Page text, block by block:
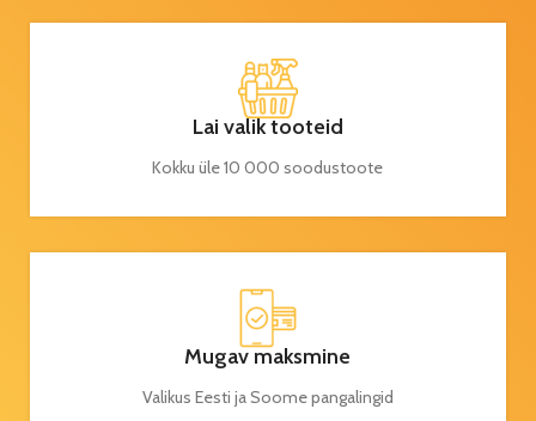
Lai valik tooteid
Kokku üle 10 000 soodustoote
Mugav maksmine
Valikus Eesti ja Soome pangalingid